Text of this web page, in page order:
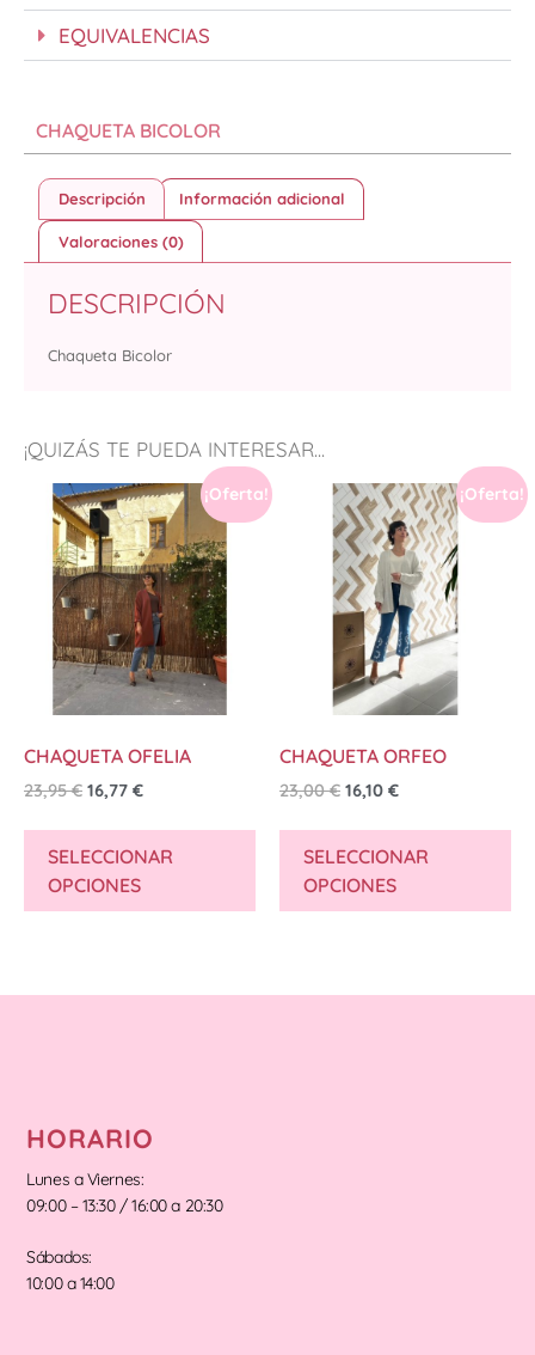
EQUIVALENCIAS
¡QUIZÁS TE PUEDA INTERESAR...
¡Oferta!
CHAQUETA OFELIA
23,95€ 16,77 €
SELECCIONAR
OPCIONES
¡Oferta!
CHAQUETA ORFEO
23,00€ 16,10 €
SELECCIONAR
OPCIONES
CHAQUETA BICOLOR
Descripción Información adicional
Valoraciones (0)
DESCRIPCIÓN
Chaqueta Bicolor
HORARIO
Lunes a Viernes:
09:00 – 13:30 / 16:00 a 20:30
Sábados:
10:00 a 14:00